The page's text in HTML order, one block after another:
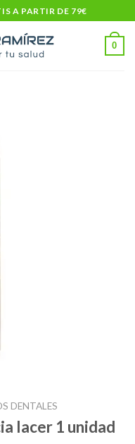
A PARTIR DE 79€
0
DENTALES
lacer 1 unidad